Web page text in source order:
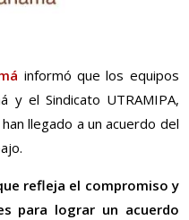
informó que los equipos
y el Sindicato UTRAMIPA,
llegado a un acuerdo del
refleja el compromiso y
para lograr un acuerdo